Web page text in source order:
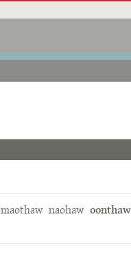
maothaw naohaw oonthaw